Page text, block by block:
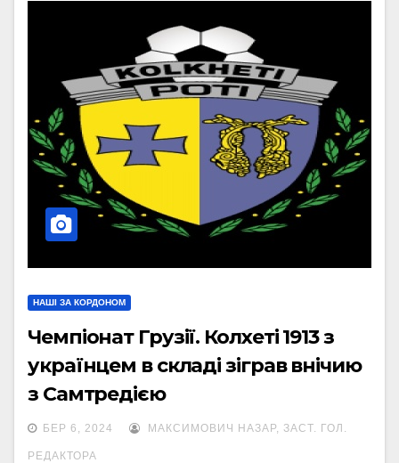
НАШІ ЗА КОРДОНОМ
Чемпіонат Грузії. Колхеті 1913 з
українцем в складі зіграв внічию
з Самтредією
БЕР 6, 2024 МАКСИМОВИЧ НАЗАР, ЗАСТ. ГОЛ.
РЕДАКТОРА